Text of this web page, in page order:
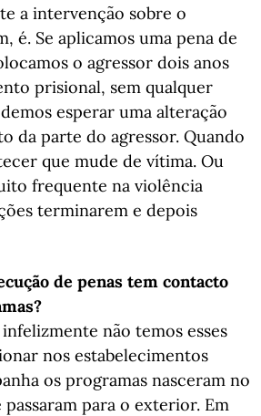
a intervenção sobre o
é. Se aplicamos uma pena de
o agressor dois anos
prisional, sem qualquer
esperar uma alteração
da parte do agressor. Quando
que mude de vítima. Ou
frequente na violência
terminarem e depois
de penas tem contacto
não temos esses
nos estabelecimentos
os programas nasceram no
para o exterior. Em